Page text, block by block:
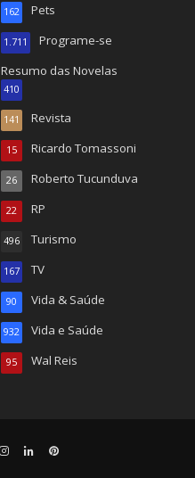
Pets
162
Programe-se
1.711
Resumo das Novelas
410
Revista
141
Ricardo Tomassoni
15
Roberto Tucunduva
26
RP
22
Turismo
496
TV
167
Vida & Saúde
90
Vida e Saúde
932
Wal Reis
95